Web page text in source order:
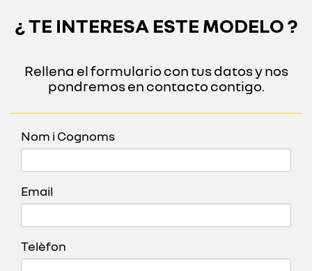
¿ TE INTERESA ESTE MODELO ?
Rellena el formulario con tus datos y nos
pondremos en contacto contigo.
Nom i Cognoms
Email
Telèfon